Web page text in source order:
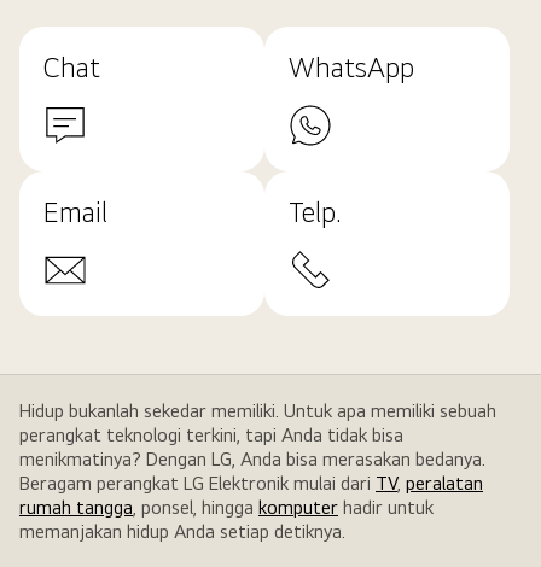
Chat WhatsApp
Email Telp.
Hidup bukanlah sekedar memiliki. Untuk apa memiliki sebuah
perangkat teknologi terkini, tapi Anda tidak bisa
menikmatinya? Dengan LG, Anda bisa merasakan bedanya.
Beragam perangkat LG Elektronik mulai dari TV, peralatan
rumah tangga, ponsel, hingga komputer hadir untuk
memanjakan hidup Anda setiap detiknya.